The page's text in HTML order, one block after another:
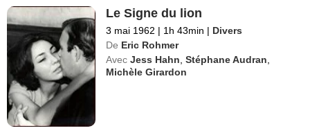
Le Signe du lion
3 mai 1962 | 1h 43min | Divers
De Eric Rohmer
Avec Jess Hahn,Stéphane Audran,
Michèle Girardon